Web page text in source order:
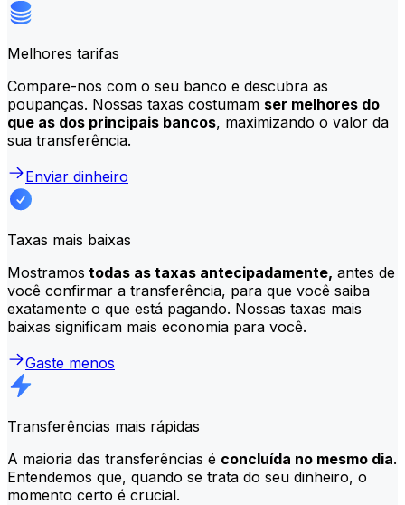
Melhores tarifas
Compare-nos com o seu banco e descubra as
poupanças. Nossas taxas costumam ser melhores do
que as dos principais bancos, maximizando o valor da
sua transferência.
Enviar dinheiro
Taxas mais baixas
Mostramos todas as taxas antecipadamente, antes de
você confirmar a transferência, para que você saiba
exatamente o que está pagando. Nossas taxas mais
baixas significam mais economia para você.
Gaste menos
Transferências mais rápidas
A maioria das transferências é concluída no mesmo dia.
Entendemos que, quando se trata do seu dinheiro, o
momento certo é crucial.